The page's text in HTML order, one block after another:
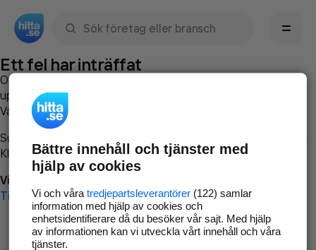
Ett fel har inträffat
Om du vill kan du
uppstod så att vi lättare och snabbare kan avhjälpa det.
Vänligen försök med följande:
Surfa till
Klicka påTillbaka-knappen i webbläsaren och försök igen
Vi beklagar besväret!
Till startsidan
Bättre innehåll och tjänster med
hjälp av cookies
Vi och våra tredjepartsleverantörer(122) samlar
information med hjälp av cookies och
enhetsidentifierare då du besöker vår sajt. Med hjälp
av informationen kan vi utveckla vårt innehåll och våra
tjänster.